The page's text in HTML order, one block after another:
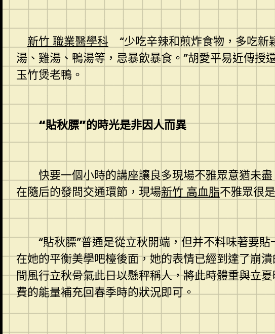
新竹 職業醫學科“少吃辛辣和煎炸食物，多吃新
湯、雞湯、鴨湯等，忌暴飲暴食。”胡愛平易近傳
玉竹煲老鴨。
“貼秋膘”的時光是非因人而異
快要一個小時的講座讓良多現場不雅眾意猶未盡
在隨后的發問交通環節，現場新竹 高血脂不雅眾很
“貼秋膘”普通是從立秋開端，但并不料味著要貼
在她的平衡美學吧檯後面，她的表情已經到達了崩
間風行立秋骨氣此日以懸秤稱人，將此時體重與立
費的能量補充回春季時的狀況即可。